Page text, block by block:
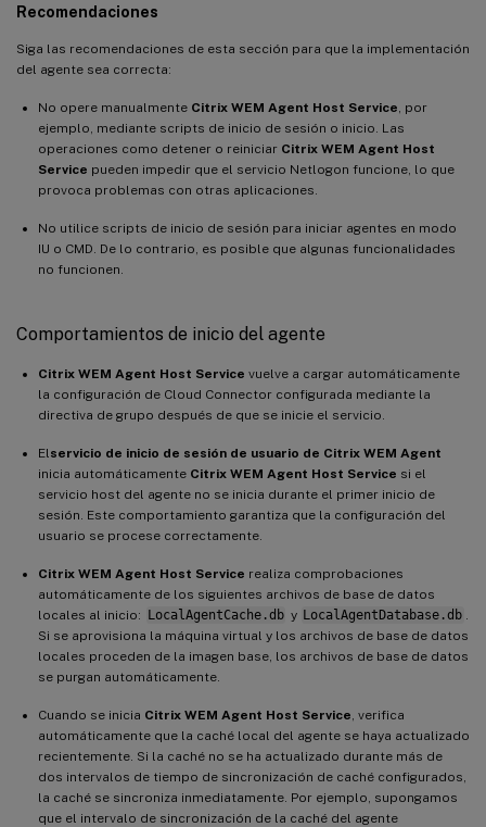
Recomendaciones
Siga las recomendaciones de esta sección para que la implementación
del agente sea correcta:
No opere manualmente Citrix WEM Agent Host Service , por
ejemplo, mediante scripts de inicio de sesión o inicio. Las
operaciones como detener o reiniciar Citrix WEM Agent Host
Service pueden impedir que el servicio Netlogon funcione, lo que
provoca problemas con otras aplicaciones.
No utilice scripts de inicio de sesión para iniciar agentes en modo
IU o CMD. De lo contrario, es posible que algunas funcionalidades
no funcionen.
Comportamientos de inicio del agente
Citrix WEM Agent Host Service vuelve a cargar automáticamente
la configuración de Cloud Connector configurada mediante la
directiva de grupo después de que se inicie el servicio.
El servicio de inicio de sesión de usuario de Citrix WEM Agent
inicia automáticamente Citrix WEM Agent Host Service si el
servicio host del agente no se inicia durante el primer inicio de
sesión. Este comportamiento garantiza que la configuración del
usuario se procese correctamente.
Citrix WEM Agent Host Service realiza comprobaciones
automáticamente de los siguientes archivos de base de datos
locales al inicio: LocalAgentCache.db y LocalAgentDatabase.db
Si se aprovisiona la máquina virtual y los archivos de base de datos
locales proceden de la imagen base, los archivos de base de datos
se purgan automáticamente.
Cuando se inicia Citrix WEM Agent Host Service , verifica
automáticamente que la caché local del agente se haya actualizado
recientemente. Si la caché no se ha actualizado durante más de
dos intervalos de tiempo de sincronización de caché configurados,
la caché se sincroniza inmediatamente. Por ejemplo, supongamos
que el intervalo de sincronización de la caché del agente